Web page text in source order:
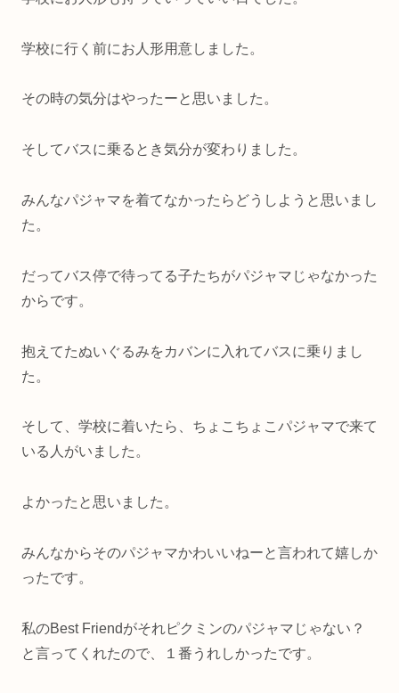
学校に行く前にお人形用意しました。
その時の気分はやったーと思いました。
そしてバスに乗るとき気分が変わりました。
みんなパジャマを着てなかったらどうしようと思いまし
た。
だってバス停で待ってる子たちがパジャマじゃなかった
からです。
抱えてたぬいぐるみをカバンに入れてバスに乗りまし
た。
そして、学校に着いたら、ちょこちょこパジャマで来て
いる人がいました。
よかったと思いました。
みんなからそのパジャマかわいいねーと言われて嬉しか
ったです。
私のBest Friendがそれピクミンのパジャマじゃない？
と言ってくれたので、１番うれしかったです。